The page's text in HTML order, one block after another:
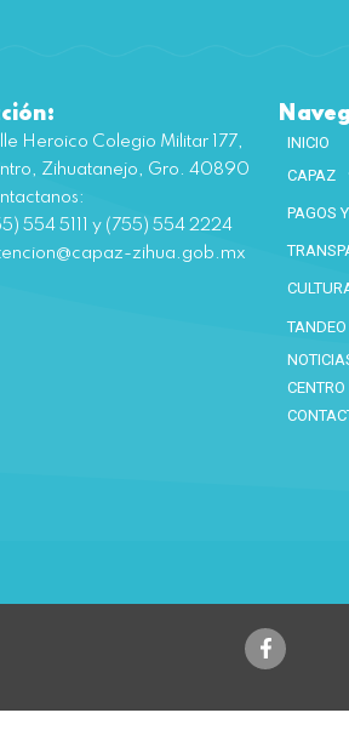
Heroico Colegio Militar 177,
Zihuatanejo, Gro. 40890
554 5111 y (755) 554 2224
zihua.gob.mx
INICIO
CAPAZ
PAGOS
TANDEO
CENTRO